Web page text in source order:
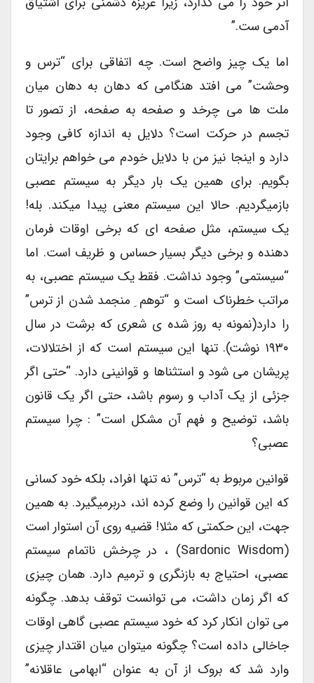
آدمی ست.”
اما یک چیز واضح است. چه اتفاقی برای “ترس و
وحشت” می افتد هنگامی که دهان به دهان میان
ملت ها می چرخد و صفحه به صفحه، از تصور تا
تجسم در حرکت است؟ دلایل به اندازه کافی وجود
دارد و اینجا نیز من با دلایل خودم می خواهم برایتان
بگویم. برای همین یک بار دیگر به سیستم عصبی
بازمیگردیم. حالا این سیستم معنی پیدا میکند. بله!
یک سیستم، مثل صفحه ای که برخی اوقات فرمان
دهنده و برخی دیگر بسیار حساس و ظریف است. اما
“سیستمی” وجود نداشت. فقط یک سیستم عصبی، به
مراتب خطرناک است و “توهم ِ منجمد شدن از ترس”
را دارد(نمونه به روز شده ی شعری که برشت در سال
۱۹۳۰ نوشت). تنها این سیستم است که از اختلالات،
پریشان می شود و استثناها و قوانینی دارد. “حتی اگر
جزئی از یک آداب و رسوم باشد، حتی اگر یک قانون
باشد، توضیح و فهم آن مشکل است” : چرا سیستم
عصبی؟
قوانین مربوط به “ترس” نه تنها افراد، بلکه خود کسانی
که این قوانین را وضع کرده اند، دربرمیگیرد. به همین
جهت، این حکمتی که مثلا! قضیه روی آن استوار است
(sardonic Wisdom) ، در چرخش ناتمام سیستم
عصبی، احتیاج به بازنگری و ترمیم دارد. همان چیزی
که اگر زمان داشت، می توانست توقف بدهد. چگونه
می توان انکار کرد که خود سیستم عصبی گاهی اوقات
جاخالی داده است؟ چگونه میتوان میان اقتدار چیزی
وارد شد که بروک از آن به عنوان “ابهامی عاقلانه”